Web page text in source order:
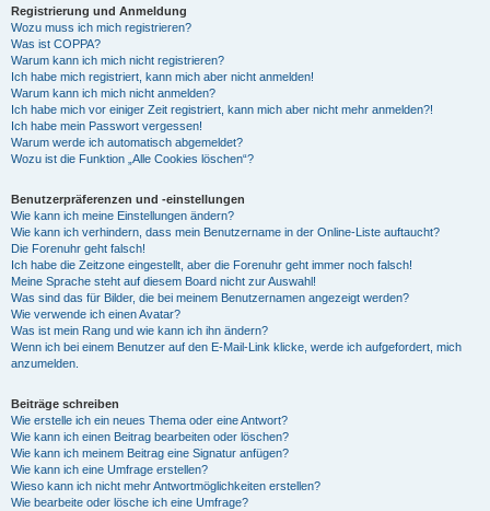
Registrierung und Anmeldung
Wozu muss ich mich registrieren?
Was ist COPPA?
Warum kann ich mich nicht registrieren?
Ich habe mich registriert, kann mich aber nicht anmelden!
Warum kann ich mich nicht anmelden?
Ich habe mich vor einiger Zeit registriert, kann mich aber nicht mehr anmelden?!
Ich habe mein Passwort vergessen!
Warum werde ich automatisch abgemeldet?
Wozu ist die Funktion „Alle Cookies löschen“?
Benutzerpräferenzen und -einstellungen
Wie kann ich meine Einstellungen ändern?
Wie kann ich verhindern, dass mein Benutzername in der Online-Liste auftaucht?
Die Forenuhr geht falsch!
Ich habe die Zeitzone eingestellt, aber die Forenuhr geht immer noch falsch!
Meine Sprache steht auf diesem Board nicht zur Auswahl!
Was sind das für Bilder, die bei meinem Benutzernamen angezeigt werden?
Wie verwende ich einen Avatar?
Was ist mein Rang und wie kann ich ihn ändern?
Wenn ich bei einem Benutzer auf den E-Mail-Link klicke, werde ich aufgefordert, mich
anzumelden.
Beiträge schreiben
Wie erstelle ich ein neues Thema oder eine Antwort?
Wie kann ich einen Beitrag bearbeiten oder löschen?
Wie kann ich meinem Beitrag eine Signatur anfügen?
Wie kann ich eine Umfrage erstellen?
Wieso kann ich nicht mehr Antwortmöglichkeiten erstellen?
Wie bearbeite oder lösche ich eine Umfrage?